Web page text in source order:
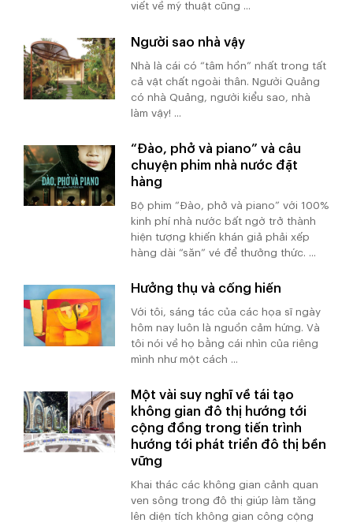
viết về mỹ thuật cũng ...
Người sao nhà vậy
Nhà là cái có “tâm hồn” nhất trong tất
cả vật chất ngoài thân. Người Quảng
có nhà Quảng, người kiểu sao, nhà
làm vậy! ...
“Đào, phở và piano” và câu
chuyện phim nhà nước đặt
hàng
Bộ phim “Đào, phở và piano” với 100%
kinh phí nhà nước bất ngờ trở thành
hiện tượng khiến khán giả phải xếp
hàng dài “săn” vé để thưởng thức. ...
Hưởng thụ và cống hiến
Với tôi, sáng tác của các họa sĩ ngày
hôm nay luôn là nguồn cảm hứng. Và
tôi nói về họ bằng cái nhìn của riêng
mình như một cách ...
Một vài suy nghĩ về tái tạo
không gian đô thị hướng tới
cộng đồng trong tiến trình
hướng tới phát triển đô thị bền
vững
Khai thác các không gian cảnh quan
ven sông trong đô thị giúp làm tăng
lên diện tích không gian công cộng